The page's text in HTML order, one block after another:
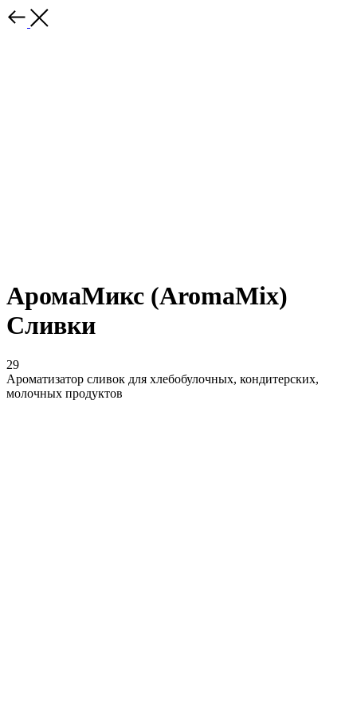
АромаМикс (AromaMix)
Сливки
29
Ароматизатор сливок для хлебобулочных, кондитерских,
молочных продуктов